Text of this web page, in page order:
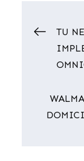
de
TU